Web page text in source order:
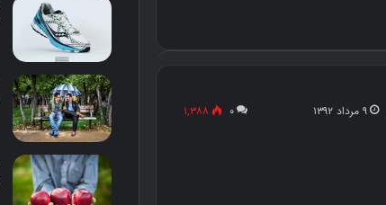
۹ مرداد ۱۳۹۲ ۰ ۱,۳۸۸